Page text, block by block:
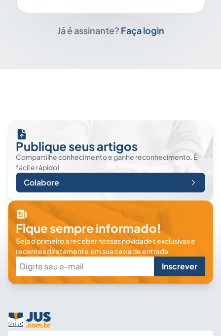
Já é assinante? Faça login
Publique seus artigos
Compartilhe conhecimento e ganhe reconhecimento. É
fácil e rápido!
Colabore
Fique sempre informado!
Seja o primeiro a receber nossas novidades exclusivas e
recentes diretamente em sua caixa de entrada.
Inscrever